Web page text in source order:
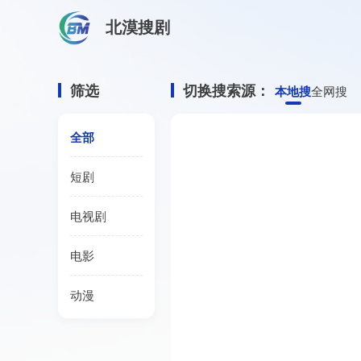
北漠搜剧
筛选
全部
短剧
电视剧
电影
动漫
切换搜索源： 本地搜全网搜